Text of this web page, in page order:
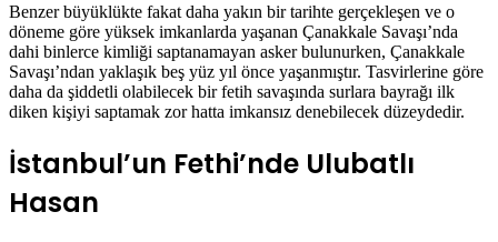
Benzer büyüklükte fakat daha yakın bir tarihte gerçekleşen ve o
döneme göre yüksek imkanlarda yaşanan Çanakkale Savaşı’nda
dahi binlerce kimliği saptanamayan asker bulunurken, Çanakkale
Savaşı’ndan yaklaşık beş yüz yıl önce yaşanmıştır. Tasvirlerine göre
daha da şiddetli olabilecek bir fetih savaşında surlara bayrağı ilk
diken kişiyi saptamak zor hatta imkansız denebilecek düzeydedir.
İstanbul’un Fethi’nde Ulubatlı
Hasan